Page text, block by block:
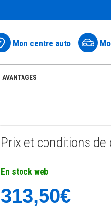
Mon centre auto
AVANTAGES
Prix et conditions de
En stock web
313,50€